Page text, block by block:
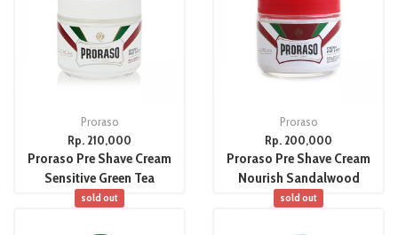
Proraso
Rp. 210,000
Proraso Pre Shave Cream
Sensitive Green Tea
sold out
Proraso
Rp. 200,000
Proraso Pre Shave Cream
Nourish Sandalwood
sold out